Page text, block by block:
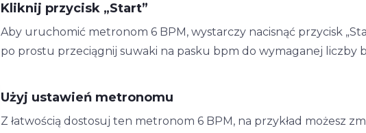
Kliknij przycisk „Start”
Aby uruchomić metronom 6 BPM, wystarczy nacisnąć przycisk
po prostu przeciągnij suwaki na pasku bpm do wymaganej liczby
Użyj ustawień metronomu
Z łatwością dostosuj ten metronom 6 BPM, na przykład możesz